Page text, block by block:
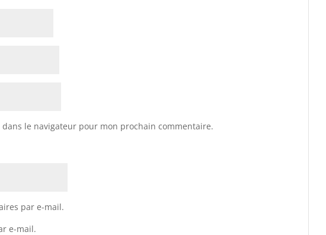
le navigateur pour mon prochain commentaire.
par e-mail.
e-mail.